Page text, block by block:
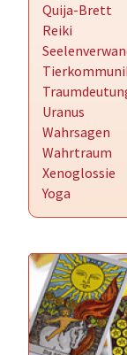
Quija-Brett
Reiki
Uranus
Wahrsagen
Wahrtraum
Xenoglossie
Yoga